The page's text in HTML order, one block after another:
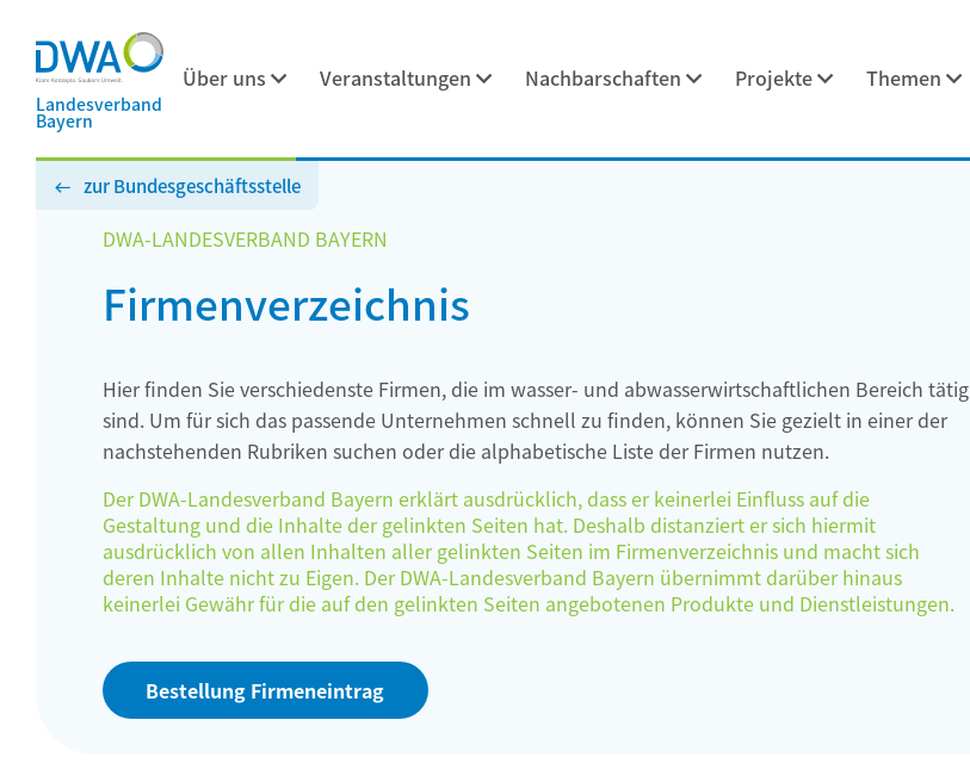
Landesverband
Bayern
Über uns Veranstaltungen Nachbarschaften Projekte Themen
zur Bundesgeschäftsstelle
DWA-LANDESVERBAND BAYERN
Firmenverzeichnis
Hier finden Sie verschiedenste Firmen, die im wasser- und abwasserwirtschaftlichen Bereich tätig
sind. Um für sich das passende Unternehmen schnell zu finden, können Sie gezielt in einer der
nachstehenden Rubriken suchen oder die alphabetische Liste der Firmen nutzen.
Der DWA-Landesverband Bayern erklärt ausdrücklich, dass er keinerlei Einfluss auf die
Gestaltung und die Inhalte der gelinkten Seiten hat. Deshalb distanziert er sich hiermit
ausdrücklich von allen Inhalten aller gelinkten Seiten im Firmenverzeichnis und macht sich
deren Inhalte nicht zu Eigen. Der DWA-Landesverband Bayern übernimmt darüber hinaus
keinerlei Gewähr für die auf den gelinkten Seiten angebotenen Produkte und Dienstleistungen.
Bestellung Firmeneintrag